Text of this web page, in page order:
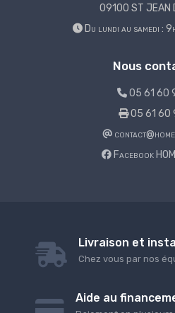
09100 ST JEAN
Du lundi au samedi :
Nous
05 61 60
05 61 60
Facebook
Livraison et
Chez vous par nos
Aide au